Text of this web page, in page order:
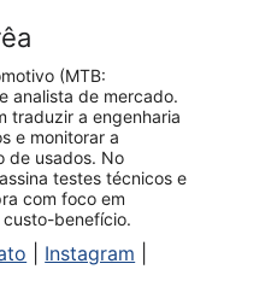
(MTB:
analista de mercado.
traduzir a engenharia
e monitorar a
de usados. No
testes técnicos e
com foco em
benefício.
Instagram